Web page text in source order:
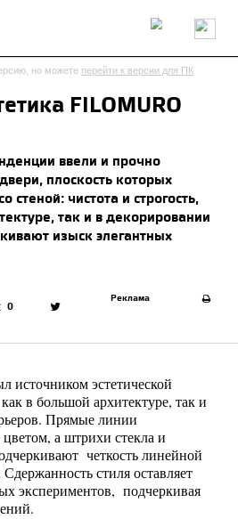
Интерьер Пресса
Архитекторы
Исследование
Мнение
Результаты конкурса
Выставка
в России
Интерьер
но можете перейти к версии для ПК
FILOMURO
ввели и прочно
плоскость которых
стеной: чистота и строгость,
так и в декорировании
изыск элегантных
0
Реклама
источником эстетической
в большой архитектуре, так и
Прямые линии
а штрихи стекла и
четкость линейной
стиля оставляет
экспериментов, подчеркивая